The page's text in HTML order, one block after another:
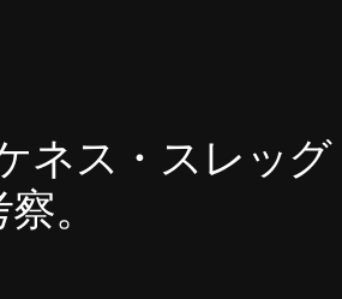
ネス・スレッグ
。